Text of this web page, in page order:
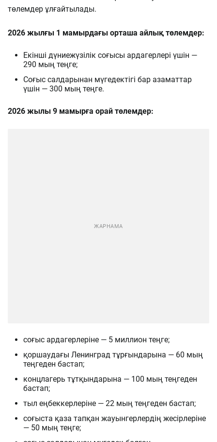
төлемдер ұлғайтылады.
2026 жылғы 1 мамырдағы орташа айлық төлемдер:
Екінші дүниежүзілік соғысы ардагерлері үшін —
290 мың теңге;
Соғыс салдарынан мүгедектігі бар азаматтар
үшін — 300 мың теңге.
2026 жылы 9 мамырға орай төлемдер:
соғыс ардагерлеріне — 5 миллион теңге;
қоршаудағы Ленинград тұрғындарына — 60 мың
теңгеден бастап;
концлагерь тұтқындарына — 100 мың теңгеден
бастап;
тыл еңбеккерлеріне — 22 мың теңгеден бастап;
соғыста қаза тапқан жауынгерлердің жесірлеріне
— 50 мың теңге;